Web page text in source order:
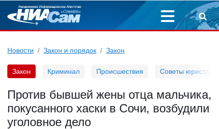
Новости Закон и порядок Закон
Закон Криминал Происшествия Советы юриста
Против бывшей жены отца мальчика,
покусанного хаски в Сочи, возбудили
уголовное дело